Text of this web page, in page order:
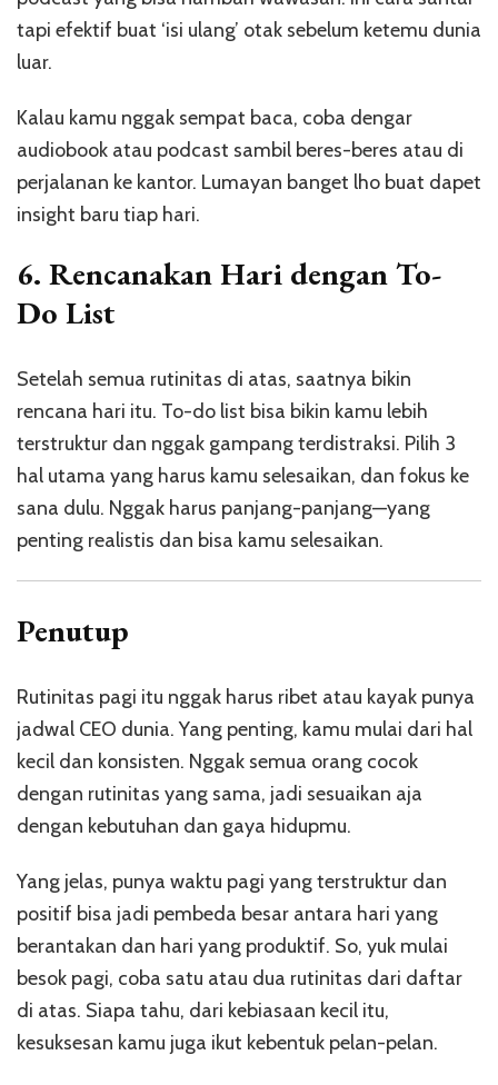
tapi efektif buat ‘isi ulang’ otak sebelum ketemu dunia
luar.
Kalau kamu nggak sempat baca, coba dengar
audiobook atau podcast sambil beres-beres atau di
perjalanan ke kantor. Lumayan banget lho buat dapet
insight baru tiap hari.
6. Rencanakan Hari dengan To-
Do List
Setelah semua rutinitas di atas, saatnya bikin
rencana hari itu. To-do list bisa bikin kamu lebih
terstruktur dan nggak gampang terdistraksi. Pilih 3
hal utama yang harus kamu selesaikan, dan fokus ke
sana dulu. Nggak harus panjang-panjang—yang
penting realistis dan bisa kamu selesaikan.
Penutup
Rutinitas pagi itu nggak harus ribet atau kayak punya
jadwal CEO dunia. Yang penting, kamu mulai dari hal
kecil dan konsisten. Nggak semua orang cocok
dengan rutinitas yang sama, jadi sesuaikan aja
dengan kebutuhan dan gaya hidupmu.
Yang jelas, punya waktu pagi yang terstruktur dan
positif bisa jadi pembeda besar antara hari yang
berantakan dan hari yang produktif. So, yuk mulai
besok pagi, coba satu atau dua rutinitas dari daftar
di atas. Siapa tahu, dari kebiasaan kecil itu,
kesuksesan kamu juga ikut kebentuk pelan-pelan.